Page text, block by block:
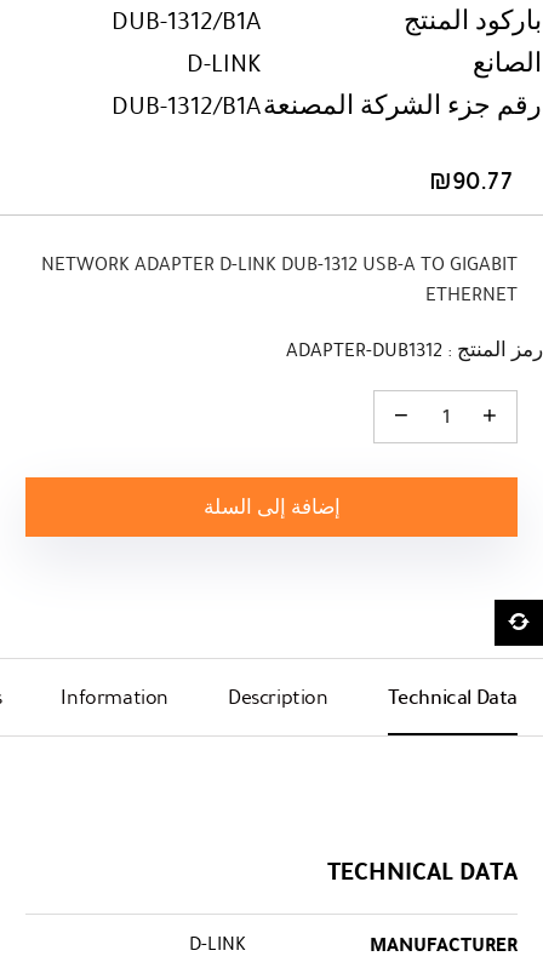
باركود المنتج
DUB-1312/B1A
الصانع
D-LINK
رقم جزء الشركة المصنعةDUB-1312/B1A
₪90.77
NETWORK ADAPTER D-LINK DUB-1312 USB-A TO GIGABIT
ETHERNET
رمز المنتج : ADAPTER-DUB1312
كمية NETWORK ADAPTER D-LINK DUB-1312 USB-A TO GIGABIT ETHERNET
إضافة إلى السلة
Technical Data
Description
Information
TECHNICAL DATA
MANUFACTURER
D-LINK